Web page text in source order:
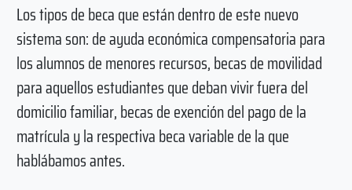
Los tipos de beca que están dentro de este nuevo
sistema son: de ayuda económica compensatoria para
los alumnos de menores recursos, becas de movilidad
para aquellos estudiantes que deban vivir fuera del
domicilio familiar, becas de exención del pago de la
matrícula y la respectiva beca variable de la que
hablábamos antes.